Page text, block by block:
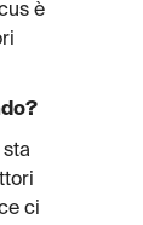
è
ci